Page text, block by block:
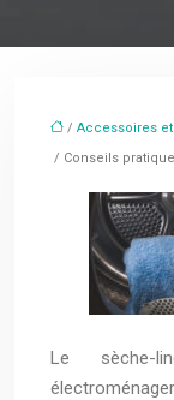
/ Accessoires
/ Conseils
Le sèche-